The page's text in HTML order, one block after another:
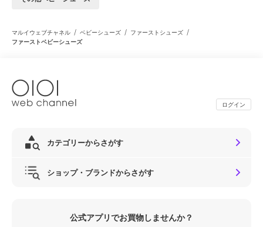
マルイウェブチャネル / ベビーシューズ / ファーストシューズ /
ファーストベビーシューズ
ログイン
カテゴリーからさがす
ショップ・ブランドからさがす
公式アプリでお買物しませんか？